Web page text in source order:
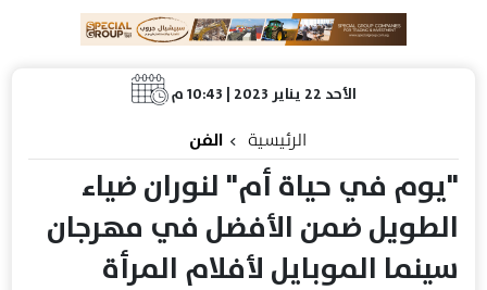
الأحد 22 يناير 2023 | 10:43 م
الرئيسية الفن
"يوم في حياة أم" لنوران ضياء
الطويل ضمن الأفضل في مهرجان
سينما الموبايل لأفلام المرأة